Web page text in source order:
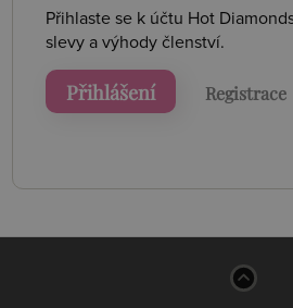
Přihlaste se k účtu Hot
slevy a výhody členství.
Přihlášení Registrace